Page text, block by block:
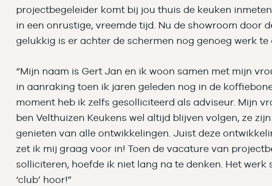
projectbegeleider komt bij jou thuis de keuken
in een onrustige, vreemde tijd. Nu de showroom door
gelukkig is er achter de schermen nog genoeg werk
“Mijn naam is Gert Jan en ik woon samen met mijn
in aanraking toen ik jaren geleden nog in de
moment heb ik zelfs gesolliciteerd als adviseur. Mijn
ben Velthuizen Keukens wel altijd blijven volgen, ze
genieten van alle ontwikkelingen. Juist deze
zet ik mij graag voor in! Toen de vacature van
solliciteren, hoefde ik niet lang na te denken. Het
‘club’ hoor!”